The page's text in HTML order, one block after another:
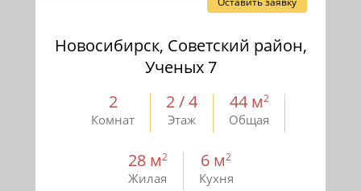
Новосибирск, Советский район,
Ученых 7
2
Комнат
2 / 4
Этаж
44 м2
Общая
28 м2
Жилая
6 м2
Кухня